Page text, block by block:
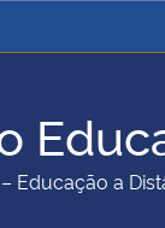
da Justiça e
da Educação
Educação a